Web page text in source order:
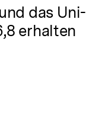
das Uni-
erhalten